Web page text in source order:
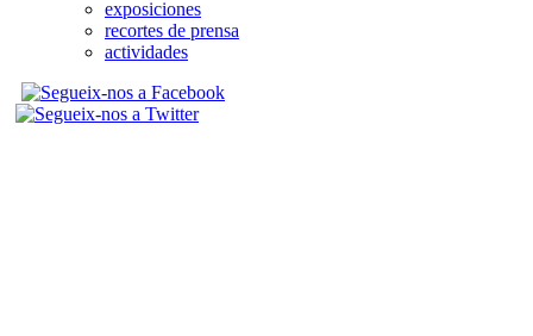
exposiciones
recortes de prensa
actividades